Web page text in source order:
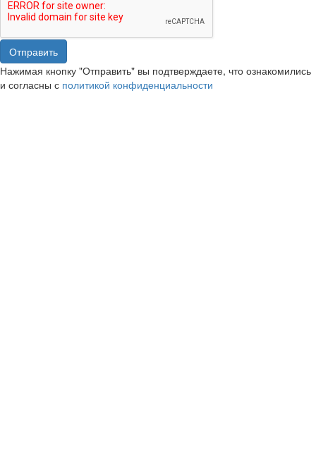
Отправить
Нажимая кнопку "Отправить" вы подтверждаете, что ознакомились
и согласны с политикой конфиденциальности